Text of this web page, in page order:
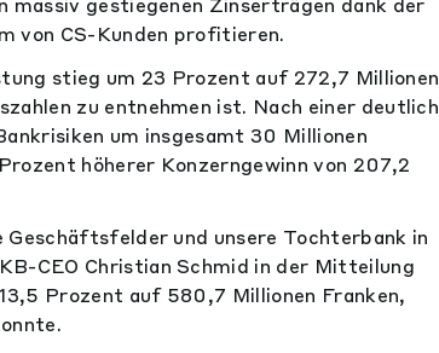
von CS-Kunden profitieren.
stieg um 23 Prozent auf 272,7 Millionen
zu entnehmen ist. Nach einer deutlich
um insgesamt 30 Millionen
höherer Konzerngewinn von 207,2
und unsere Tochterbank in
CEO Christian Schmid in der Mitteilung
Prozent auf 580,7 Millionen Franken,